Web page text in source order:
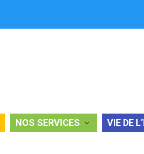
NOS SERVICES VIE DE